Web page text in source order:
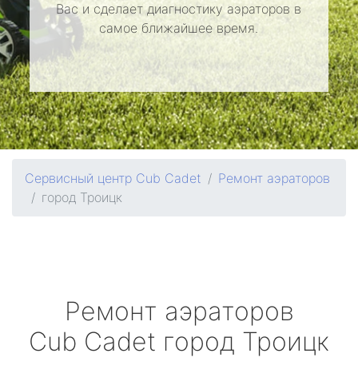
Вас и сделает диагностику аэраторов в
самое ближайшее время.
Сервисный центр Cub Cadet
Ремонт аэраторов
город Троицк
Ремонт аэраторов
Cub Cadet город Троицк